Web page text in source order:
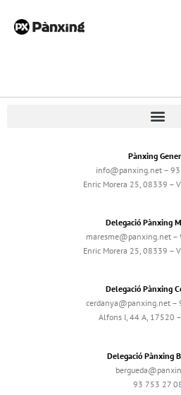
Pànxing
info@panxing.net –
Enric Morera 25, 08339 –
Delegació Pànxing
maresme@panxing.net
Enric Morera 25, 08339 –
Delegació Pànxing
cerdanya@panxing.net –
Alfons I, 44 A, 17520
Delegació Pànxing
93 753 27